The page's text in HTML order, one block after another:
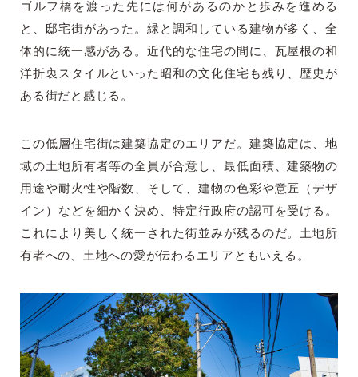
ゴルフ橋を渡った先には何があるのかと歩みを進める
と、邸宅街があった。緑と調和している建物が多く、全
体的に統一感がある。近代的な住宅の間に、瓦屋根の和
洋折衷スタイルといった昭和の文化住宅も残り、歴史が
ある街だと感じる。
この低層住宅街は建築協定のエリアだ。建築協定は、地
域の土地所有者等の全員が合意し、最低面積、建築物の
用途や耐火性や階数、そして、建物の色彩や意匠（デザ
イン）などを細かく決め、特定行政府の認可を受ける。
これにより美しく統一された街並みが残るのだ。土地所
有者への、土地への愛が伝わるエリアともいえる。